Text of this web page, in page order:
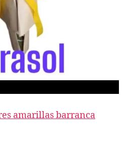
amarillas barranca